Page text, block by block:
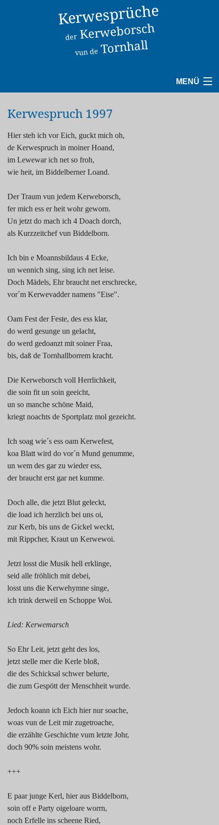
Kerwesprüche
derKerweborsch
vun deTornhall
MENÜ
1960
1970
1980
1990
2010
2020
Spargelsprüche
Kerwespruch 1997
Hier steh ich vor Eich, guckt mich oh,
de Kerwespruch in moiner Hoand,
im Lewewar ich net so froh,
wie heit, im Biddelberner Loand.
Der Traum vun jedem Kerweborsch,
fer mich ess er heit wohr geworn.
Un jetzt do mach ich 4 Doach dorch,
als Kurzzeitchef vun Biddelborn.
Ich bin e Moannsbildaus 4 Ecke,
un wennich sing, sing ich net leise.
Doch Mädels, Ehr braucht net erschrecke,
vor´m Kerwevadder namens "Eise".
Oam Fest der Feste, des ess klar,
do werd gesunge un gelacht,
do werd gedoanzt mit soiner Fraa,
bis, daß de Tornhallborrem kracht.
Die Kerweborsch voll Herrlichkeit,
die soin fit un soin geeicht,
un so manche schöne Maid,
kriegt noachts de Sportplatz mol gezeicht.
Ich soag wie´s ess oam Kerwefest,
koa Blatt wird do vor´n Mund genumme,
un wem des gar zu wieder ess,
der braucht erst gar net kumme.
Doch alle, die jetzt Blut geleckt,
die load ich herzlich bei uns oi,
zur Kerb, bis uns de Gickel weckt,
mit Rippcher, Kraut un Kerwewoi.
Jetzt losst die Musik hell erklinge,
seid alle fröhlich mit debei,
losst uns die Kerwehymne singe,
ich trink derweil en Schoppe Woi.
Lied: Kerwemarsch
So Ehr Leit, jetzt geht des los,
jetzt stelle mer die Kerle bloß,
die des Schicksal schwer belurte,
die zum Gespött der Menschheit wurde.
Jedoch koann ich Eich hier nur soache,
woas vun de Leit mir zugetroache,
die erzählte Geschichte vum letzte Johr,
doch 90% soin meistens wohr.
+++
E paar junge Kerl, hier aus Biddelborn,
soin off e Party oigeloare worrn,
noch Erfelle ins scheene Ried,